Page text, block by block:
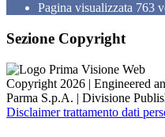
Pagina visualizzata 763
Sezione Copyright
Copyright 2026 | Engineered
Parma S.p.A. | Divisione
Disclaimer trattamento dati